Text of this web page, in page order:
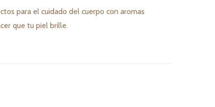
para el cuidado del cuerpo con aromas
que tu piel brille.